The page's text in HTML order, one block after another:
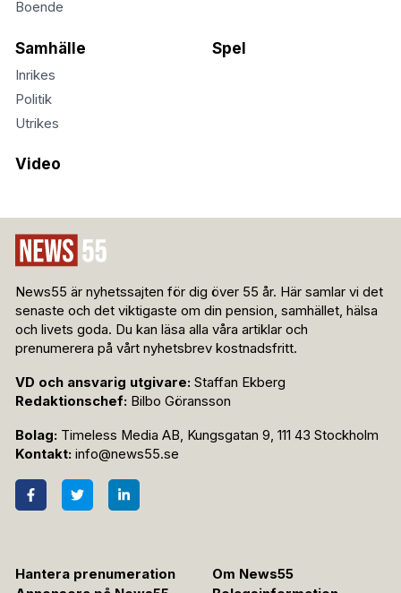
Boende
Samhälle
Inrikes
Politik
Utrikes
Spel
Video
News55 är nyhetssajten för dig över 55 år. Här samlar vi det
senaste och det viktigaste om din pension, samhället, hälsa
och livets goda. Du kan läsa alla våra artiklar och
prenumerera på vårt nyhetsbrev kostnadsfritt.
VD och ansvarig utgivare: Staffan Ekberg
Redaktionschef: Bilbo Göransson
Bolag: Timeless Media AB, Kungsgatan 9, 111 43 Stockholm
Kontakt: info@news55.se
Hantera prenumeration
Om News55